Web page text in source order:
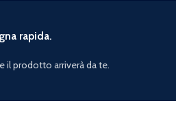
rapida.
il prodotto arriverà da te.